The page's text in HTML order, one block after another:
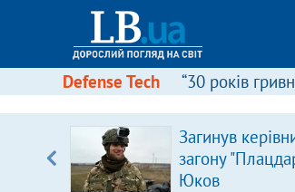
Defense Tech “30 років
Загинув
загону
Юков